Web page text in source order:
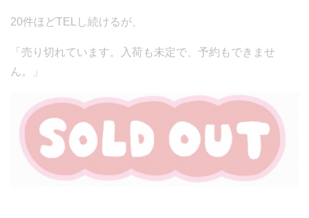
20件ほどTELし続けるが、
「売り切れています。入荷も未定で、予約もできませ
ん。」